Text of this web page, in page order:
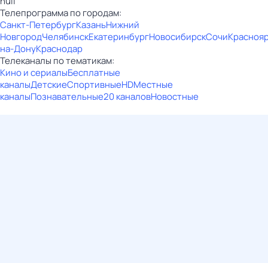
Телепрограмма по городам:
Санкт-ПетербургКазаньНижний
НовгородЧелябинскЕкатеринбургНовосибирскСочи
на-ДонуКраснодар
Телеканалы по тематикам:
Кино и сериалыБесплатные
каналыДетскиеСпортивныеHDМестные
каналыПознавательные20 каналовНовостные